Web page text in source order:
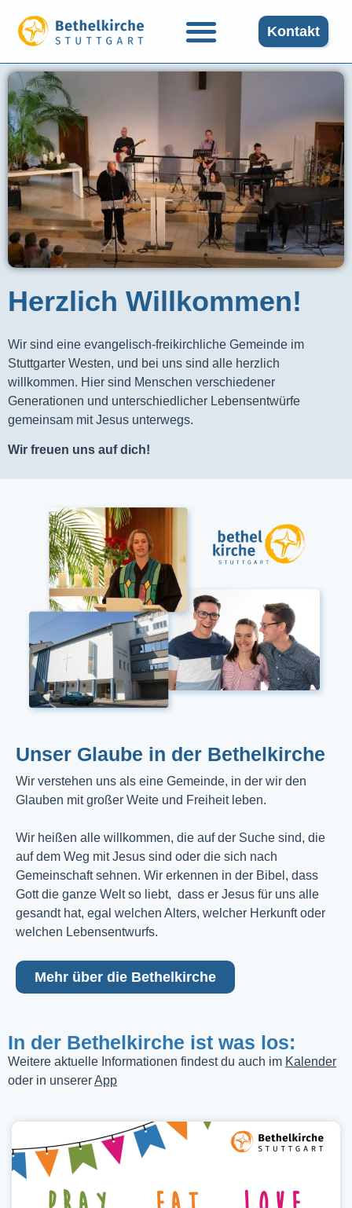
Kontakt
Herzlich Willkommen!
Wir sind eine evangelisch-freikirchliche Gemeinde im
Stuttgarter Westen, und bei uns sind alle herzlich
willkommen. Hier sind Menschen verschiedener
Generationen und unterschiedlicher Lebensentwürfe
gemeinsam mit Jesus unterwegs.
Wir freuen uns auf dich!
Unser Glaube in der Bethelkirche
Wir verstehen uns als eine Gemeinde, in der wir den
Glauben mit großer Weite und Freiheit leben.
Wir heißen alle willkommen, die auf der Suche sind, die
auf dem Weg mit Jesus sind oder die sich nach
Gemeinschaft sehnen. Wir erkennen in der Bibel, dass
Gott die ganze Welt so liebt, dass er Jesus für uns alle
gesandt hat, egal welchen Alters, welcher Herkunft oder
welchen Lebensentwurfs.
Mehr über die Bethelkirche
In der Bethelkirche ist was los:
Weitere aktuelle Informationen findest du auch im Kalender
oder in unsererApp